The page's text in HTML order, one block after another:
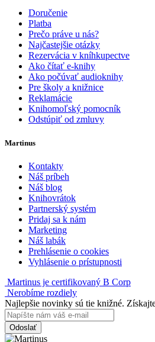
Doručenie
Platba
Prečo práve u nás?
Najčastejšie otázky
Rezervácia v kníhkupectve
Ako čítať e-knihy
Ako počúvať audioknihy
Pre školy a knižnice
Reklamácie
Knihomoľský pomocník
Odstúpiť od zmluvy
Martinus
Kontakty
Náš príbeh
Náš blog
Knihovrátok
Partnerský systém
Pridaj sa k nám
Marketing
Náš labák
Prehlásenie o cookies
Vyhlásenie o prístupnosti
Martinus je certifikovaný B Corp
Nerobíme rozdiely
Najlepšie novinky sú tie knižné.
Odoslať